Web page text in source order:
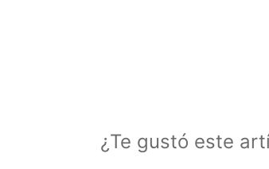
¿Te gustó este